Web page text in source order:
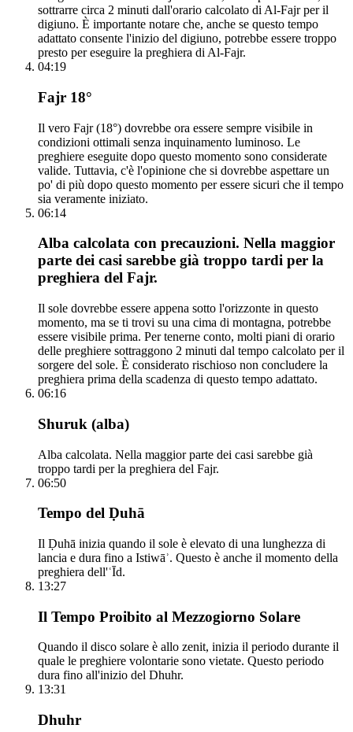
sottrarre circa 2 minuti dall'orario calcolato di Al-Fajr per il
digiuno. È importante notare che, anche se questo tempo
adattato consente l'inizio del digiuno, potrebbe essere troppo
presto per eseguire la preghiera di Al-Fajr.
04:19
Fajr 18°
Il vero Fajr (18°) dovrebbe ora essere sempre visibile in
condizioni ottimali senza inquinamento luminoso. Le
preghiere eseguite dopo questo momento sono considerate
valide. Tuttavia, c'è l'opinione che si dovrebbe aspettare un
po' di più dopo questo momento per essere sicuri che il tempo
sia veramente iniziato.
06:14
Alba calcolata con precauzioni. Nella maggior
parte dei casi sarebbe già troppo tardi per la
preghiera del Fajr.
Il sole dovrebbe essere appena sotto l'orizzonte in questo
momento, ma se ti trovi su una cima di montagna, potrebbe
essere visibile prima. Per tenerne conto, molti piani di orario
delle preghiere sottraggono 2 minuti dal tempo calcolato per il
sorgere del sole. È considerato rischioso non concludere la
preghiera prima della scadenza di questo tempo adattato.
06:16
Shuruk (alba)
Alba calcolata. Nella maggior parte dei casi sarebbe già
troppo tardi per la preghiera del Fajr.
06:50
Tempo del Ḍuhā
Il Ḍuhā inizia quando il sole è elevato di una lunghezza di
lancia e dura fino a Istiwāʾ. Questo è anche il momento della
preghiera dell'ʿĪd.
13:27
Il Tempo Proibito al Mezzogiorno Solare
Quando il disco solare è allo zenit, inizia il periodo durante il
quale le preghiere volontarie sono vietate. Questo periodo
dura fino all'inizio del Dhuhr.
13:31
Dhuhr